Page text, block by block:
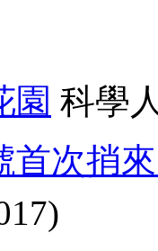
園 科學
首次捎